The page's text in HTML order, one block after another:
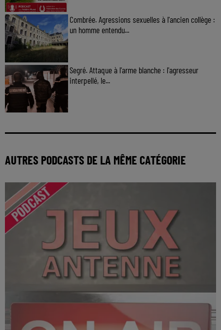
Combrée. Agressions sexuelles à l'ancien collège :
un homme entendu...
Segré. Attaque à l'arme blanche : l'agresseur
interpellé, le...
AUTRES PODCASTS DE LA MÊME CATÉGORIE